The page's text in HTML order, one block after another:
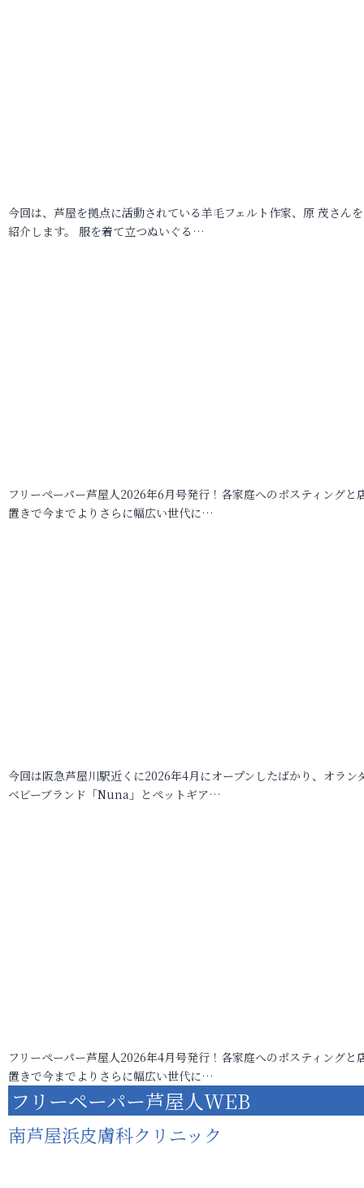
今回は、芦屋を拠点に活動されている羊毛フェルト作家、原 茂さん
紹介します。 服を着て立つぬいぐる…
フリーペーパー芦屋人2026年6月号発行！各家庭へのポスティングと
置きで今までよりさらに幅広い世代に…
今回は阪急芦屋川駅近くに2026年4月にオープンしたばかり、オラン
ベビーブランド「Nuna」とペットギア…
フリーペーパー芦屋人2026年4月号発行！各家庭へのポスティングと
置きで今までよりさらに幅広い世代に…
フリーペーパー芦屋人WEB
南芦屋浜皮膚科クリニック